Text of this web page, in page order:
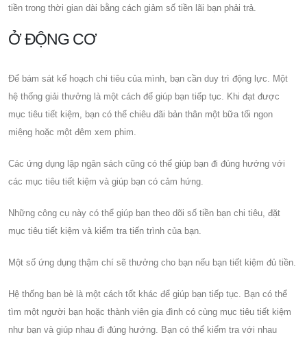
tiền trong thời gian dài bằng cách giảm số tiền lãi bạn phải trả.
Ở ĐỘNG CƠ
Để bám sát kế hoạch chi tiêu của mình, bạn cần duy trì động lực. Một
hệ thống giải thưởng là một cách để giúp bạn tiếp tục. Khi đạt được
mục tiêu tiết kiệm, bạn có thể chiêu đãi bản thân một bữa tối ngon
miệng hoặc một đêm xem phim.
Các ứng dụng lập ngân sách cũng có thể giúp bạn đi đúng hướng với
các mục tiêu tiết kiệm và giúp bạn có cảm hứng.
Những công cụ này có thể giúp bạn theo dõi số tiền bạn chi tiêu, đặt
mục tiêu tiết kiệm và kiểm tra tiến trình của bạn.
Một số ứng dụng thậm chí sẽ thưởng cho bạn nếu bạn tiết kiệm đủ tiền.
Hệ thống bạn bè là một cách tốt khác để giúp bạn tiếp tục. Bạn có thể
tìm một người bạn hoặc thành viên gia đình có cùng mục tiêu tiết kiệm
như bạn và giúp nhau đi đúng hướng. Bạn có thể kiểm tra với nhau